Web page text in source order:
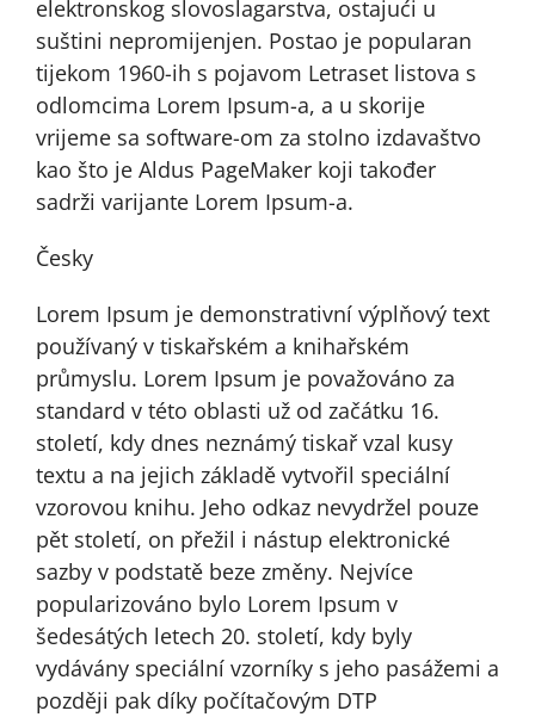
elektronskog slovoslagarstva, ostajući u
suštini nepromijenjen. Postao je popularan
tijekom 1960-ih s pojavom Letraset listova s
odlomcima Lorem Ipsum-a, a u skorije
vrijeme sa software-om za stolno izdavaštvo
kao što je Aldus PageMaker koji također
sadrži varijante Lorem Ipsum-a.
Česky
Lorem Ipsum je demonstrativní výplňový text
používaný v tiskařském a knihařském
průmyslu. Lorem Ipsum je považováno za
standard v této oblasti už od začátku 16.
století, kdy dnes neznámý tiskař vzal kusy
textu a na jejich základě vytvořil speciální
vzorovou knihu. Jeho odkaz nevydržel pouze
pět století, on přežil i nástup elektronické
sazby v podstatě beze změny. Nejvíce
popularizováno bylo Lorem Ipsum v
šedesátých letech 20. století, kdy byly
vydávány speciální vzorníky s jeho pasážemi a
později pak díky počítačovým DTP